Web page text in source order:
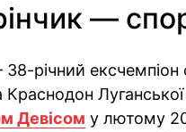
—
річний ексчемпіон
Девісом у лютому